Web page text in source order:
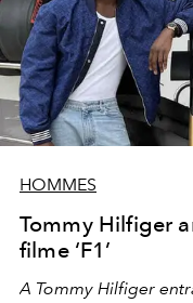
HOMMES
Tommy Hilfiger
filme ‘F1’
A Tommy Hilfiger